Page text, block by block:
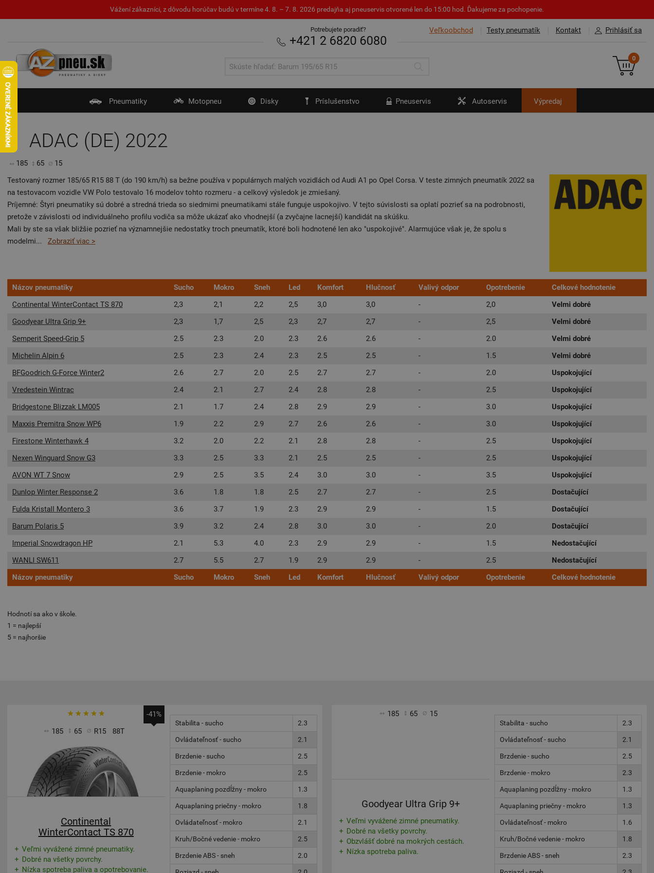
Vážení zákazníci, z dôvodu horúčav budú v termíne 4. 8. – 7. 8. 2026 predajňa aj pneuservis otvorené len do 15:00 hod. Ďakujeme za pochopenie.
Veľkoobchod Testy pneumatík Kontakt Prihlásiť sa
Potrebujete poradiť?
+421 2 6820 6080
0
Pneumatiky Motopneu Disky Príslušenstvo Pneuservis Autoservis Výpredaj
ADAC (DE) 2022
185 65
15
Testovaný rozmer 185/65 R15 88 T (do 190 km/h) sa bežne používa v populárnych malých vozidlách od Audi A1 po Opel Corsa. V teste zimných pneumatík 2022 sa
na testovacom vozidle VW Polo testovalo 16 modelov tohto rozmeru - a celkový výsledok je zmiešaný.
Príjemné: Štyri pneumatiky sú dobré a stredná trieda so siedmimi pneumatikami stále funguje uspokojivo. V tejto súvislosti sa oplatí pozrieť sa na podrobnosti,
pretože v závislosti od individuálneho profilu vodiča sa môže ukázať ako vhodnejší (a zvyčajne lacnejší) kandidát na skúšku.
Mali by ste sa však bližšie pozrieť na významnejšie nedostatky troch pneumatík, ktoré boli hodnotené len ako "uspokojivé". Alarmujúce však je, že spolu s
modelmi... Zobraziť viac >
Názov pneumatiky Sucho Mokro Sneh Led Komfort Hlučnosť Valivý odpor Opotrebenie
Celkové hodnotenie
Continental WinterContact TS 870
2,3 2,1 2,2 2,5 3,0 3,0 - 2,0
Velmi dobré
Goodyear Ultra Grip 9+
2,3 1,7 2,5 2,3 2,7 2,7 - 2,5
Velmi dobré
Semperit Speed-Grip 5
2.5 2.3 2.0 2.3 2.6 2.6 - 2.0
Velmi dobré
Michelin Alpin 6
2.5 2.3 2.4 2.3 2.5 2.5 - 1.5
Velmi dobré
BFGoodrich G-Force Winter2
2.6 2.7 2.0 2.5 2.7 2.7 - 2.0
Uspokojující
Vredestein Wintrac
2.4 2.1 2.7 2.4 2.8 2.8 - 2.5
Uspokojující
Bridgestone Blizzak LM005
2.1 1.7 2.4 2.8 2.9 2.9 - 3.0
Uspokojující
Maxxis Premitra Snow WP6
1.9 2.2 2.9 2.7 2.6 2.6 - 3.0
Uspokojující
Firestone Winterhawk 4
3.2 2.0 2.2 2.1 2.8 2.8 - 2.5
Uspokojující
Nexen Winguard Snow G3
3.3 2.5 3.3 2.1 2.5 2.5 - 2.5
Uspokojující
AVON WT 7 Snow
2.9 2.5 3.5 2.4 3.0 3.0 - 3.5
Uspokojující
Dunlop Winter Response 2
3.6 1.8 1.8 2.5 2.7 2.7 - 2.5
Dostačující
Fulda Kristall Montero 3
3.6 3.7 1.9 2.3 2.9 2.9 - 1.5
Dostačující
Barum Polaris 5
3.9 3.2 2.4 2.8 3.0 3.0 - 2.0
Dostačující
Imperial Snowdragon HP
2.1 5.3 4.0 2.3 2.9 2.9 - 1.5
Nedostačující
WANLI SW611
2.7 5.5 2.7 1.9 2.9 2.9 - 2.5
Nedostačující
Názov pneumatiky
Sucho Mokro Sneh Led Komfort Hlučnosť Valivý odpor Opotrebenie Celkové hodnotenie
Hodnotí sa ako v škole.
1 = najlepší
5 = najhoršie
185 65 R15 88T
-41%
Continental
WinterContact TS 870
Veľmi vyvážené zimné pneumatiky.
Dobré na všetky povrchy.
Nízka spotreba paliva a opotrebovanie.
Stabilita - sucho 2.3
Ovládateľnosť - sucho 2.1
Brzdenie - sucho 2.5
Brzdenie - mokro 2.5
Aquaplaning pozdĺžny - mokro 1.3
Aquaplaning priečny - mokro 1.8
Ovládateľnosť - mokro 2.1
Kruh/Bočné vedenie - mokro 2.5
Brzdenie ABS - sneh 2.0
185 65 15
Goodyear Ultra Grip 9+
Veľmi vyvážené zimné pneumatiky.
Dobré na všetky povrchy.
Obzvlášť dobré na mokrých cestách.
Nízka spotreba paliva.
Stabilita - sucho 2.3
Ovládateľnosť - sucho 2.1
Brzdenie - sucho 2.5
Brzdenie - mokro 2.3
Aquaplaning pozdĺžny - mokro 1.3
Aquaplaning priečny - mokro 1.3
Ovládateľnosť - mokro 1.6
Kruh/Bočné vedenie - mokro 1.8
Brzdenie ABS - sneh 2.3